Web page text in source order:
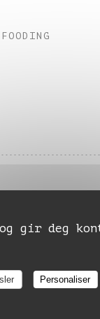
gir deg
Personaliser